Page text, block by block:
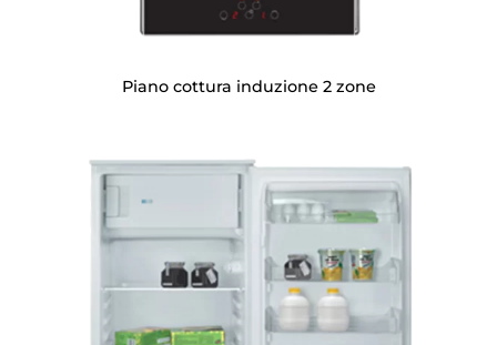
Piano cottura induzione 2 zone